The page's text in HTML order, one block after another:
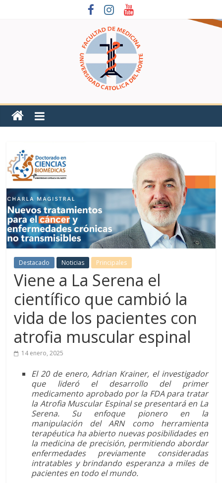
Destacado Noticias Principales
Viene a La Serena el
científico que cambió la
vida de los pacientes con
atrofia muscular espinal
14 enero, 2025
El 20 de enero, Adrian Krainer, el investigador
que lideró el desarrollo del primer
medicamento aprobado por la FDA para tratar
la Atrofia Muscular Espinal se presentará en La
Serena. Su enfoque pionero en la
manipulación del ARN como herramienta
terapéutica ha abierto nuevas posibilidades en
la medicina de precisión, permitiendo abordar
enfermedades previamente consideradas
intratables y brindando esperanza a miles de
pacientes en todo el mundo.